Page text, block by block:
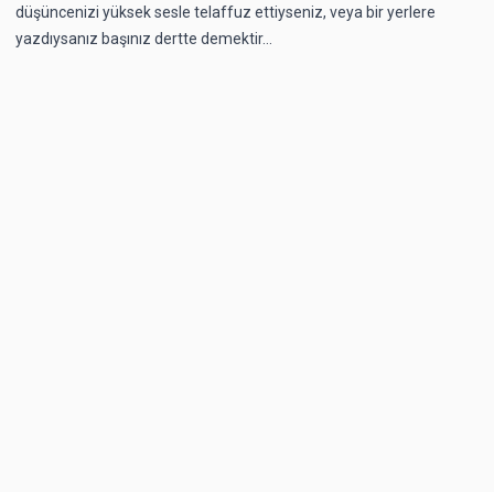
düşüncenizi yüksek sesle telaffuz ettiyseniz, veya bir yerlere
yazdıysanız başınız dertte demektir...